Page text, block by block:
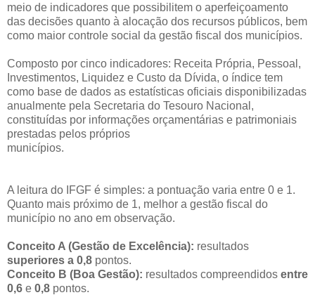
meio de indicadores que possibilitem o aperfeiçoamento
das decisões quanto à alocação dos recursos públicos, bem
como maior controle social da gestão fiscal dos municípios.
Composto por cinco indicadores: Receita Própria, Pessoal,
Investimentos, Liquidez e Custo da Dívida, o índice tem
como base de dados as estatísticas oficiais disponibilizadas
anualmente pela Secretaria do Tesouro Nacional,
constituídas por informações orçamentárias e patrimoniais
prestadas pelos próprios
municípios.
A leitura do IFGF é simples: a pontuação varia entre 0 e 1.
Quanto mais próximo de 1, melhor a gestão fiscal do
município no ano em observação.
Conceito A (Gestão de Excelência): resultados
superiores a 0,8 pontos.
Conceito B (Boa Gestão): resultados compreendidos entre
0,6 e 0,8 pontos.